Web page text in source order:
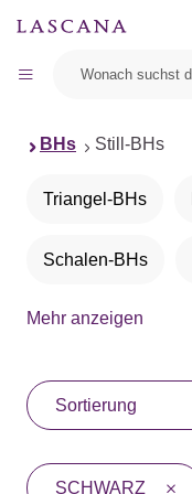
BHs Still-BHs
Triangel-BHs
Schalen-BHs
BHs ohne Bügel
Balconette-BHs
Mehr anzeigen
Sortierung
SCHWARZ